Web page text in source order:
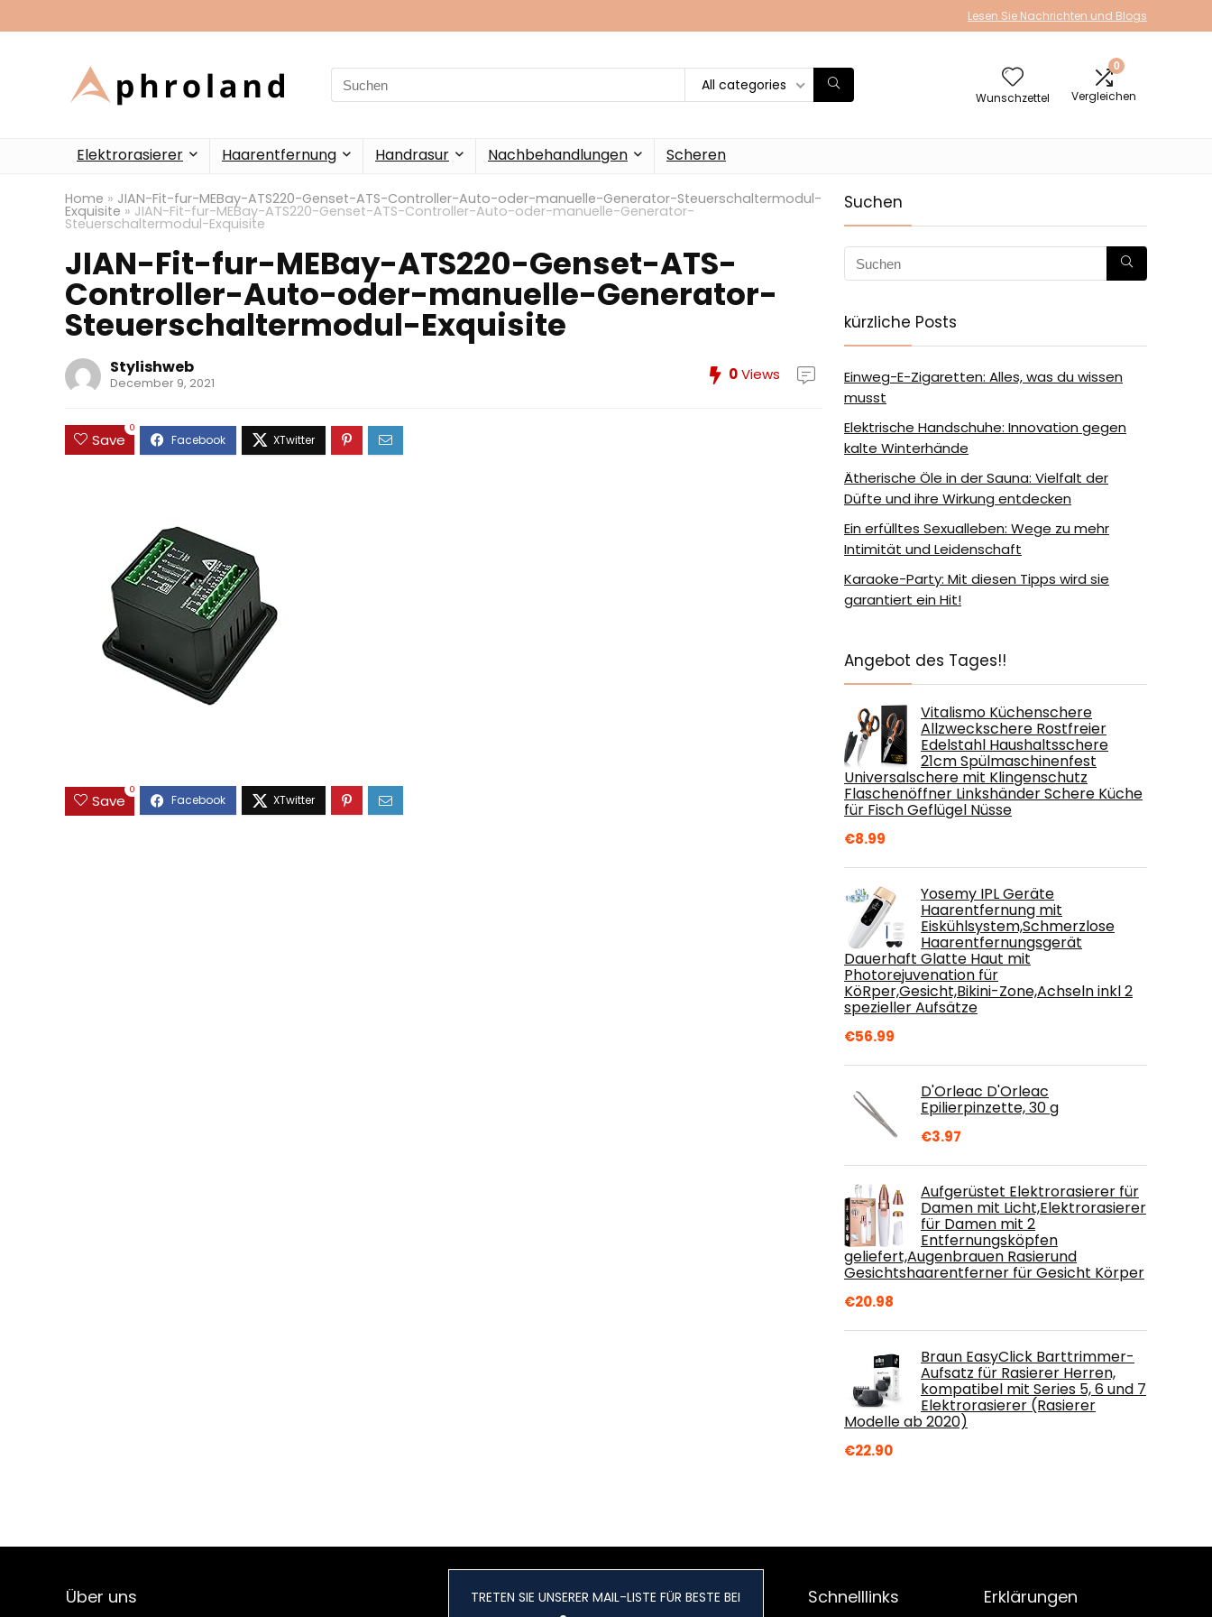
Lesen Sie Nachrichten und Blogs
Search
for:
All categories
Wunschzettel
0
Vergleichen
Elektrorasierer Haarentfernung Handrasur Nachbehandlungen Scheren
Home » JIAN-Fit-fur-MEBay-ATS220-Genset-ATS-Controller-Auto-oder-manuelle-Generator-Steuerschaltermodul-
Exquisite » JIAN-Fit-fur-MEBay-ATS220-Genset-ATS-Controller-Auto-oder-manuelle-Generator-
Steuerschaltermodul-Exquisite
JIAN-Fit-fur-MEBay-ATS220-Genset-ATS-
Controller-Auto-oder-manuelle-Generator-
Steuerschaltermodul-Exquisite
Stylishweb
December 9, 2021 0Views
Save
0
Save
0
Suchen
kürzliche Posts
Einweg-E-Zigaretten: Alles, was du wissen
musst
Elektrische Handschuhe: Innovation gegen
kalte Winterhände
Ätherische Öle in der Sauna: Vielfalt der
Düfte und ihre Wirkung entdecken
Ein erfülltes Sexualleben: Wege zu mehr
Intimität und Leidenschaft
Karaoke-Party: Mit diesen Tipps wird sie
garantiert ein Hit!
Angebot des Tages!!
Vitalismo Küchenschere
Allzweckschere Rostfreier
Edelstahl Haushaltsschere
21cm Spülmaschinenfest
Universalschere mit Klingenschutz
Flaschenöffner Linkshänder Schere Küche
für Fisch Geflügel Nüsse
€8.99
Yosemy IPL Geräte
Haarentfernung mit
Eiskühlsystem,Schmerzlose
Haarentfernungsgerät
Dauerhaft Glatte Haut mit
Photorejuvenation für
KöRper,Gesicht,Bikini-Zone,Achseln inkl 2
spezieller Aufsätze
€56.99
D'Orleac D'Orleac
Epilierpinzette, 30 g
€3.97
Aufgerüstet Elektrorasierer für
Damen mit Licht,Elektrorasierer
für Damen mit 2
Entfernungsköpfen
geliefert,Augenbrauen Rasierund
Gesichtshaarentferner für Gesicht Körper
€20.98
Braun EasyClick Barttrimmer-
Aufsatz für Rasierer Herren,
kompatibel mit Series 5, 6 und 7
Elektrorasierer (Rasierer
Modelle ab 2020)
€22.90
Über uns TRETEN SIE UNSERER MAIL-LISTE FÜR BESTE BEI Schnelllinks Erklärungen